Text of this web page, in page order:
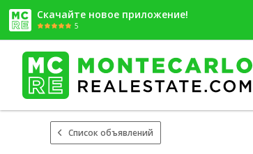
Скачайте новое приложение!
5
Список объявлений